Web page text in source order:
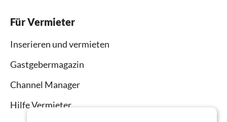
Für Vermieter
Inserieren und vermieten
Gastgebermagazin
Channel Manager
Hilfe Vermieter